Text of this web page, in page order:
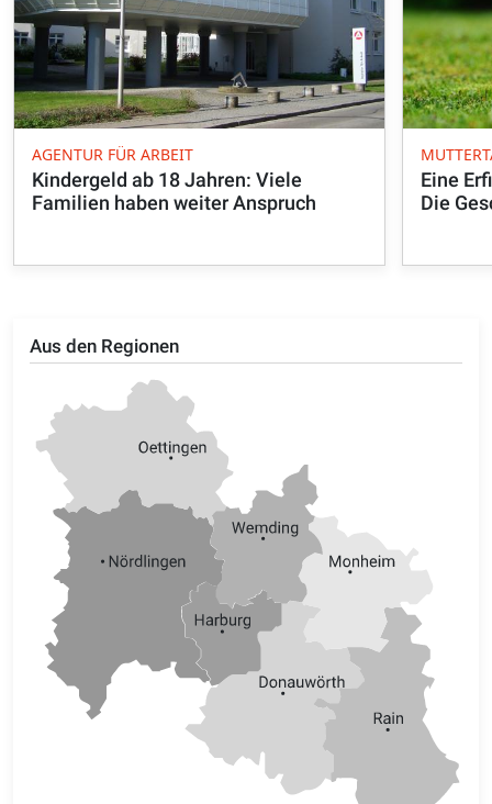
Aus den Regionen
AGENTUR FÜR ARBEIT
Kindergeld ab 18 Jahren: Viele
Familien haben weiter Anspruch
Eine
Die